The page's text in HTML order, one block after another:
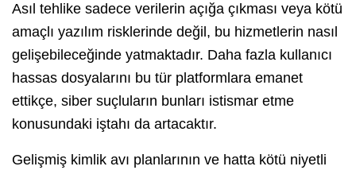
Asıl tehlike sadece verilerin açığa çıkması veya kötü
amaçlı yazılım risklerinde değil, bu hizmetlerin nasıl
gelişebileceğinde yatmaktadır. Daha fazla kullanıcı
hassas dosyalarını bu tür platformlara emanet
ettikçe, siber suçluların bunları istismar etme
konusundaki iştahı da artacaktır.
Gelişmiş kimlik avı planlarının ve hatta kötü niyetli